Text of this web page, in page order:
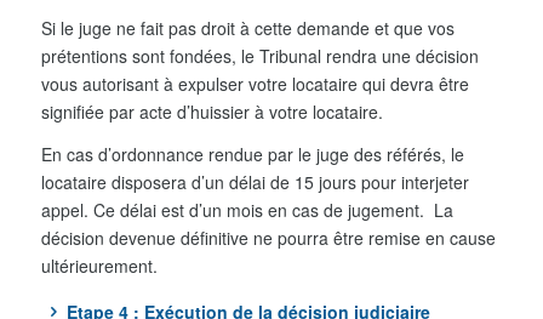
Si le juge ne fait pas droit à cette demande et que vos
prétentions sont fondées, le Tribunal rendra une décision
vous autorisant à expulser votre locataire qui devra être
signifiée par acte d’huissier à votre locataire.
En cas d’ordonnance rendue par le juge des référés, le
locataire disposera d’un délai de 15 jours pour interjeter
appel. Ce délai est d’un mois en cas de jugement. La
décision devenue définitive ne pourra être remise en cause
ultérieurement.
Etape 4 : Exécution de la décision judiciaire